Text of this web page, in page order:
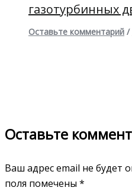
газотурбинных
Оставьте комментарий /
Оставьте
Ваш адрес email не будет
поля помечены *